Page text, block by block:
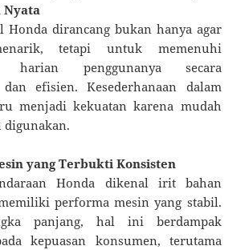
Nyata
Honda dirancang bukan hanya agar
tetapi untuk memenuhi
harian penggunanya secara
efisien. Kesederhanaan dalam
menjadi kekuatan karena mudah
digunakan.
yang Terbukti Konsisten
Honda dikenal irit bahan
performa mesin yang stabil.
panjang, hal ini berdampak
kepuasan konsumen, terutama